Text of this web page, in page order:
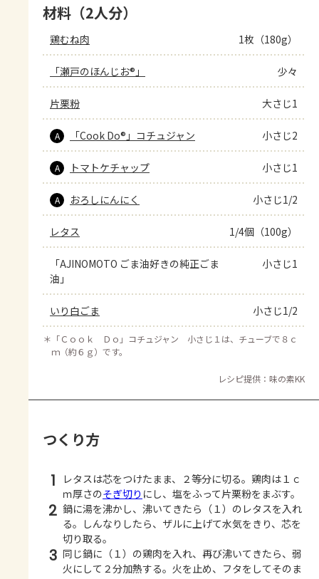
材料（2人分）
鶏むね肉 1枚（180g）
「瀬戸のほんじお®」 少々
片栗粉 大さじ1
A 「Cook Do®」コチュジャン 小さじ2
A トマトケチャップ 小さじ1
A おろしにんにく 小さじ1/2
レタス 1/4個（100g）
「AJINOMOTO ごま油好きの純正ごま
油」
小さじ1
いり白ごま 小さじ1/2
＊ 「Ｃｏｏｋ Ｄｏ」コチュジャン 小さじ１は、チューブで８ｃ
ｍ（約６ｇ）です。
レシピ提供：味の素KK
つくり方
1
レタスは芯をつけたまま、２等分に切る。鶏肉は１ｃ
ｍ厚さのそぎ切り にし、塩をふって片栗粉をまぶす。
2 鍋に湯を沸かし、沸いてきたら（１）のレタスを入れ
る。しんなりしたら、ザルに上げて水気をきり、芯を
切り取る。
3 同じ鍋に（１）の鶏肉を入れ、再び沸いてきたら、弱
火にして２分加熱する。火を止め、フタをしてそのま